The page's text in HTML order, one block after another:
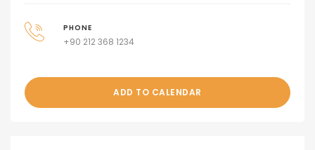
PHONE
+90 212 368 1234
ADD TO CALENDAR